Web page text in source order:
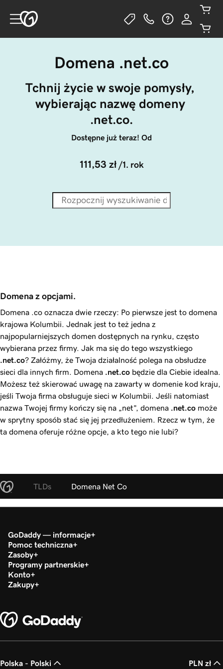
Domena .net.co
Tchnij życie w swoje pomysły,
wybierając nazwę domeny
.net.co.
Dostępne już teraz! Od
111,53 zł /1. rok
Domena z opcjami.
Domena .co oznacza dwie rzeczy: Po pierwsze jest to domena
krajowa Kolumbii. Jednak jest to też jedna z
najpopularniejszych domen dostępnych na rynku, często
wybierana przez firmy. Jak ma się do tego wszystkiego
.net.co? Załóżmy, że Twoja działalność polega na obsłudze
sieci dla innych firm. Domena .net.co będzie dla Ciebie idealna.
Możesz też skierować uwagę na zawarty w domenie kod kraju,
jeśli Twoja firma obsługuje sieci w Kolumbii. Jeśli natomiast
nazwa Twojej firmy kończy się na „net”, domena .net.co może
w sprytny sposób stać się jej przedłużeniem. Rzecz w tym, że
ta domena oferuje różne opcje, a kto tego nie lubi?
TLDs Domena Net Co
GoDaddy — informacje
Pomoc techniczna
Zasoby
Programy partnerskie
Konto
Zakupy
Polska - Polski PLN zł